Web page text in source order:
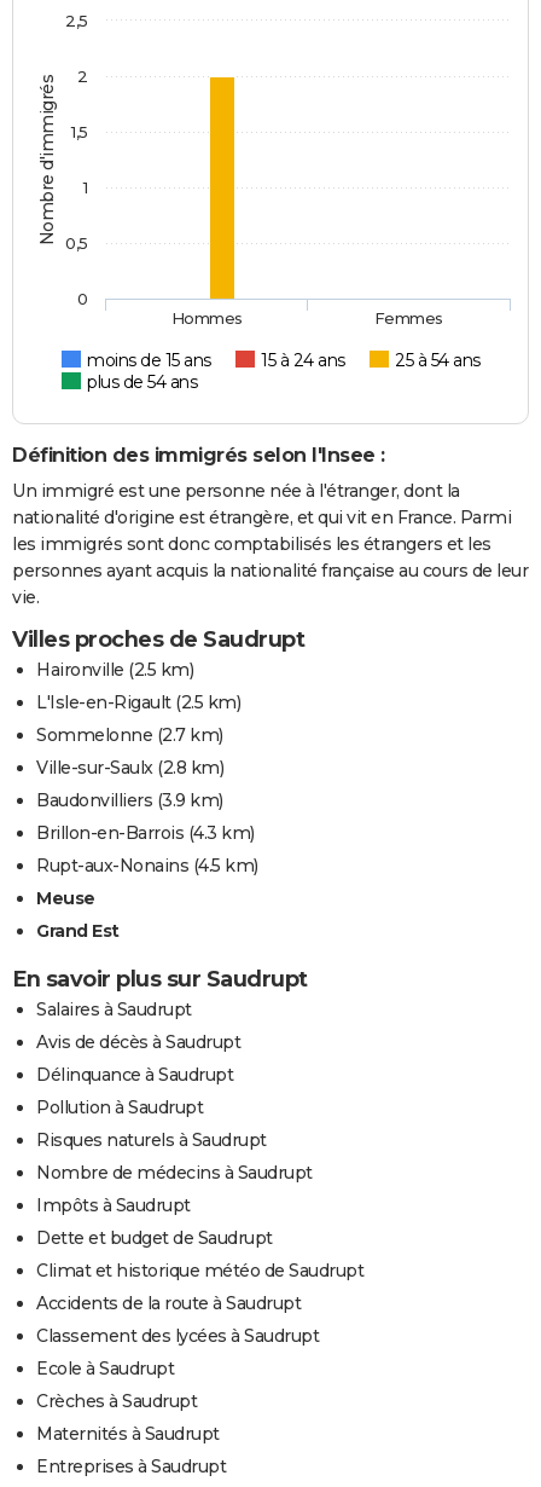
Nombre d'immigrés
moins de 15 ans 15 à 24 ans
25 à 54 ans
plus de 54 ans
Hommes Femmes
0
0,5
1
1,5
2
2,5
Définition des immigrés selon l'Insee :
Un immigré est une personne née à l'étranger, dont la
nationalité d'origine est étrangère, et qui vit en France. Parmi
les immigrés sont donc comptabilisés les étrangers et les
personnes ayant acquis la nationalité française au cours de leur
vie.
Villes proches de Saudrupt
Haironville (2.5 km)
L'Isle-en-Rigault(2.5 km)
Sommelonne (2.7 km)
Ville-sur-Saulx(2.8 km)
Baudonvilliers (3.9 km)
Brillon-en-Barrois (4.3 km)
Rupt-aux-Nonains (4.5 km)
Meuse
Grand Est
En savoir plus sur Saudrupt
Salaires à Saudrupt
Avis de décès à Saudrupt
Délinquance à Saudrupt
Pollution à Saudrupt
Risques naturels à Saudrupt
Nombre de médecins à Saudrupt
Impôts à Saudrupt
Dette et budget de Saudrupt
Climat et historique météo de Saudrupt
Accidents de la route à Saudrupt
Classement des lycées à Saudrupt
Ecole à Saudrupt
Crèches à Saudrupt
Maternités à Saudrupt
Entreprises à Saudrupt